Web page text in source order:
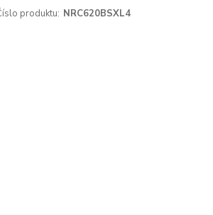
produktu: NRC620BSXL4